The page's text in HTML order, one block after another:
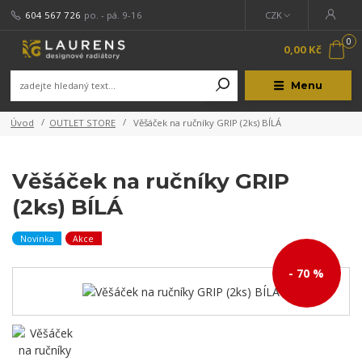
Menu
CZK
604 567 726 po. - pá. 9-16
0
0,00 Kč
Úvod OUTLET STORE Věšáček na ručníky GRIP (2ks) BÍLÁ
Věšáček na ručníky GRIP
(2ks) BÍLÁ
Novinka Akce
- 70 %